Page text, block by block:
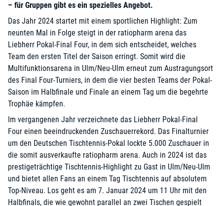
– für Gruppen gibt es ein spezielles Angebot.
Das Jahr 2024 startet mit einem sportlichen Highlight: Zum
neunten Mal in Folge steigt in der ratiopharm arena das
Liebherr Pokal-Final Four, in dem sich entscheidet, welches
Team den ersten Titel der Saison erringt. Somit wird die
Multifunktionsarena in Ulm/Neu-Ulm erneut zum Austragungsort
des Final Four-Turniers, in dem die vier besten Teams der Pokal-
Saison im Halbfinale und Finale an einem Tag um die begehrte
Trophäe kämpfen.
Im vergangenen Jahr verzeichnete das Liebherr Pokal-Final
Four einen beeindruckenden Zuschauerrekord. Das Finalturnier
um den Deutschen Tischtennis-Pokal lockte 5.000 Zuschauer in
die somit ausverkaufte ratiopharm arena. Auch in 2024 ist das
prestigeträchtige Tischtennis-Highlight zu Gast in Ulm/Neu-Ulm
und bietet allen Fans an einem Tag Tischtennis auf absolutem
Top-Niveau. Los geht es am 7. Januar 2024 um 11 Uhr mit den
Halbfinals, die wie gewohnt parallel an zwei Tischen gespielt